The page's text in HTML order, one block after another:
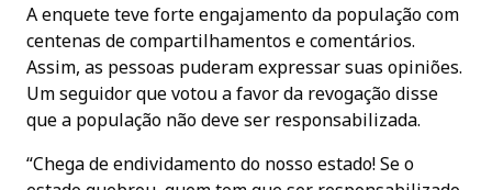
A enquete teve forte engajamento da população com
centenas de compartilhamentos e comentários.
Assim, as pessoas puderam expressar suas opiniões.
Um seguidor que votou a favor da revogação disse
que a população não deve ser responsabilizada.
“Chega de endividamento do nosso estado! Se o